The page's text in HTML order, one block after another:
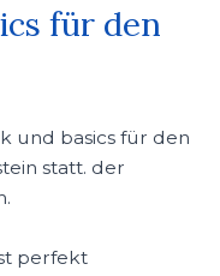
für den
und basics für den
statt. der
perfekt